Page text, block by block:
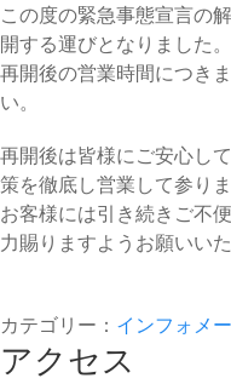
この度の緊急事態宣言の
開する運びとなりました。
再開後の営業時間につきま
い。
再開後は皆様にご安心し
策を徹底し営業して参りま
お客様には引き続きご不
力賜りますようお願いいた
カテゴリー： インフォメ
アクセス